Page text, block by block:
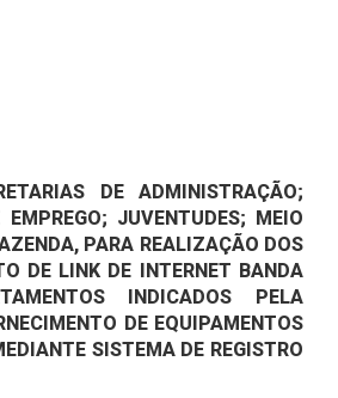
DE ADMINISTRAÇÃO;
JUVENTUDES; MEIO
PARA REALIZAÇÃO DOS
DE LINK DE INTERNET BANDA
INDICADOS PELA
DE EQUIPAMENTOS
SISTEMA DE REGISTRO